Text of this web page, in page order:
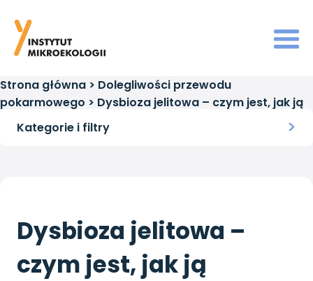
Strona główna > Dolegliwości przewodu
pokarmowego > Dysbioza jelitowa – czym jest, jak ją
zbadać i czy warto to zrobić?
Kategorie i filtry
Dysbioza jelitowa –
czym jest, jak ją